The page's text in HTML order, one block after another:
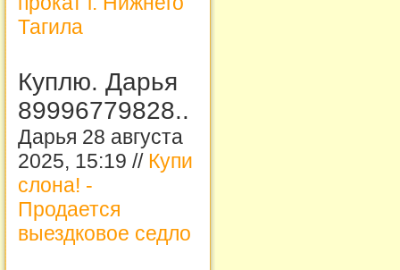
Тагила
Куплю. Дарья
89996779828..
Дарья 28 августа
2025, 15:19 // Купи
слона! -
Продается
выездковое седло